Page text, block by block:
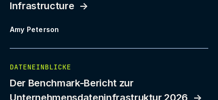
Infrastructure
Amy Peterson
DATENEINBLICKE
Der Benchmark-Bericht zur
Unternehmensdateninfrastruktur 2026